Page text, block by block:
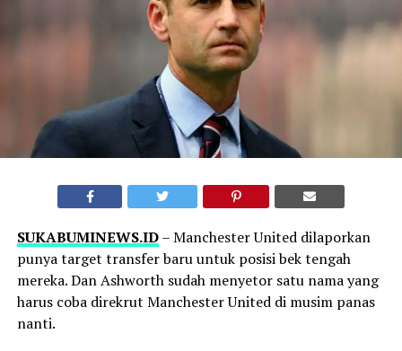
SUKABUMINEWS.ID– Manchester United dilaporkan
punya target transfer baru untuk posisi bek tengah
mereka. Dan Ashworth sudah menyetor satu nama yang
harus coba direkrut Manchester United di musim panas
nanti.